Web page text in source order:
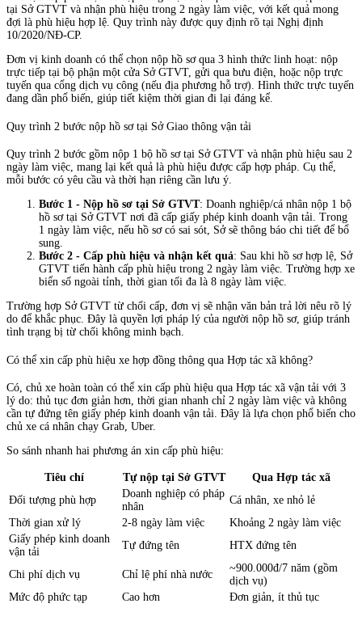
tại Sở GTVT và nhận phù hiệu trong 2 ngày làm việc, với kết quả mong
đợi là phù hiệu hợp lệ. Quy trình này được quy định rõ tại Nghị định
10/2020/NĐ-CP.
Đơn vị kinh doanh có thể chọn nộp hồ sơ qua 3 hình thức linh hoạt: nộp
trực tiếp tại bộ phận một cửa Sở GTVT, gửi qua bưu điện, hoặc nộp trực
tuyến qua cổng dịch vụ công (nếu địa phương hỗ trợ). Hình thức trực tuyến
đang dần phổ biến, giúp tiết kiệm thời gian đi lại đáng kể.
Quy trình 2 bước nộp hồ sơ tại Sở Giao thông vận tải
Quy trình 2 bước gồm nộp 1 bộ hồ sơ tại Sở GTVT và nhận phù hiệu sau 2
ngày làm việc, mang lại kết quả là phù hiệu được cấp hợp pháp. Cụ thể,
mỗi bước có yêu cầu và thời hạn riêng cần lưu ý.
Bước 1 - Nộp hồ sơ tại Sở GTVT: Doanh nghiệp/cá nhân nộp 1 bộ
hồ sơ tại Sở GTVT nơi đã cấp giấy phép kinh doanh vận tải. Trong
1 ngày làm việc, nếu hồ sơ có sai sót, Sở sẽ thông báo chi tiết để bổ
sung.
Bước 2 - Cấp phù hiệu và nhận kết quả: Sau khi hồ sơ hợp lệ, Sở
GTVT tiến hành cấp phù hiệu trong 2 ngày làm việc. Trường hợp xe
biển số ngoài tỉnh, thời gian tối đa là 8 ngày làm việc.
Trường hợp Sở GTVT từ chối cấp, đơn vị sẽ nhận văn bản trả lời nêu rõ lý
do để khắc phục. Đây là quyền lợi pháp lý của người nộp hồ sơ, giúp tránh
tình trạng bị từ chối không minh bạch.
Có thể xin cấp phù hiệu xe hợp đồng thông qua Hợp tác xã không?
Có, chủ xe hoàn toàn có thể xin cấp phù hiệu qua Hợp tác xã vận tải với 3
lý do: thủ tục đơn giản hơn, thời gian nhanh chỉ 2 ngày làm việc và không
cần tự đứng tên giấy phép kinh doanh vận tải. Đây là lựa chọn phổ biến cho
chủ xe cá nhân chạy Grab, Uber.
So sánh nhanh hai phương án xin cấp phù hiệu:
Tiêu chí Tự nộp tại Sở GTVT
Qua Hợp tác xã
Đối tượng phù hợp
Doanh nghiệp có pháp
nhân
Cá nhân, xe nhỏ lẻ
Thời gian xử lý
2-8 ngày làm việc
Khoảng 2 ngày làm việc
Giấy phép kinh doanh
vận tải
Tự đứng tên HTX đứng tên
Chi phí dịch vụ Chỉ lệ phí nhà nước
~900.000đ/7 năm (gồm
dịch vụ)
Mức độ phức tạp
Cao hơn Đơn giản, ít thủ tục